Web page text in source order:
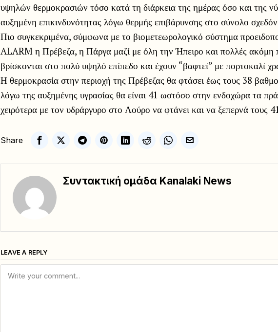
υψηλών θερμοκρασιών τόσο κατά τη διάρκεια της ημέρας όσο και της
αυξημένη επικινδυνότητας λόγω θερμής επιβάρυνσης στο σύνολο
Πιο συγκεκριμένα, σύμφωνα με το βιομετεωρολογικό σύστημα
ALARM η Πρέβεζα, η Πάργα μαζί με όλη την Ήπειρο και πολλές ακόμη
βρίσκονται στο πολύ υψηλό επίπεδο και έχουν “βαφτεί” με πορτοκαλί
Η θερμοκρασία στην περιοχή της Πρέβεζας θα φτάσει έως τους 38
λόγω της αυξημένης υγρασίας θα είναι 41 ωστόσο στην ενδοχώρα τα
χειρότερα με τον υδράργυρο στο Λούρο να φτάνει και να ξεπερνά τους
Share
Συντακτική ομάδα Kanalaki News
LEAVE A REPLY